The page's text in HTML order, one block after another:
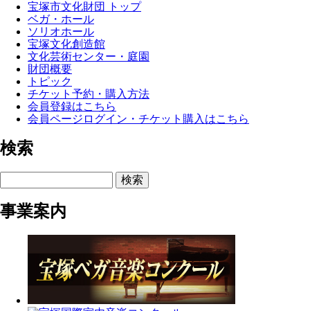
宝塚市文化財団 トップ
ベガ・ホール
ソリオホール
宝塚文化創造館
文化芸術センター・庭園
財団概要
トピック
チケット予約・購入方法
会員登録はこちら
会員ページログイン・チケット購入はこちら
検索
検索
事業案内